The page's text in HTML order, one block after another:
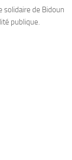
solidaire de Bidoun
publique.